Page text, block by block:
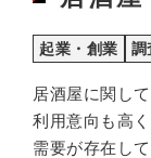
起業・創業 調
居酒屋に関し
利用意向も高
需要が存在し